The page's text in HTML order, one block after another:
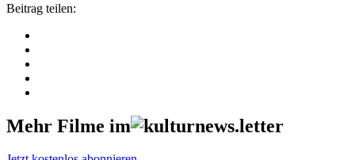
Beitrag teilen:
Mehr Filme im